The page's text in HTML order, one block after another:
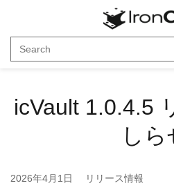
icVault 1.0.4.5
しら
2026年4月1日 リリース情報